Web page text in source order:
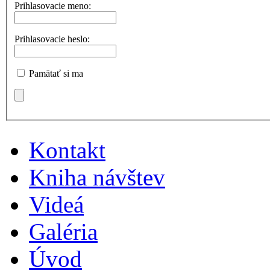
Prihlasovacie meno:
Prihlasovacie heslo:
Pamätať si ma
Kontakt
Kniha návštev
Videá
Galéria
Úvod